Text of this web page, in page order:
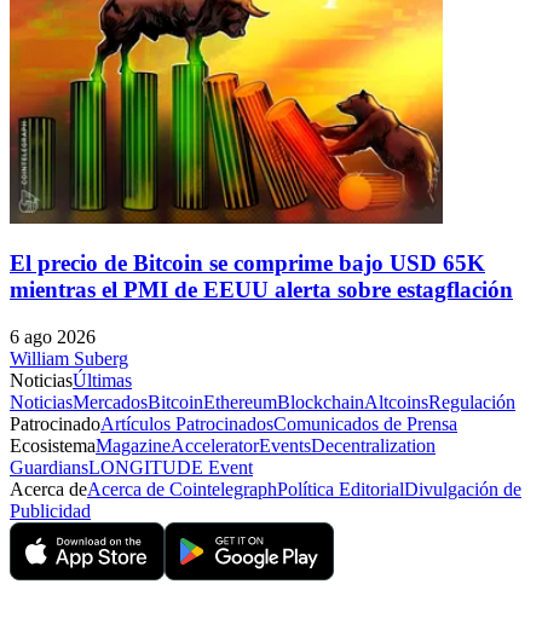
El precio de Bitcoin se comprime bajo USD 65K
mientras el PMI de EEUU alerta sobre estagflación
6 ago 2026
William Suberg
NoticiasÚltimas
NoticiasMercadosBitcoinEthereumBlockchainAltcoinsRegulación
PatrocinadoArtículos PatrocinadosComunicados de Prensa
EcosistemaMagazineAcceleratorEventsDecentralization
GuardiansLONGITUDE Event
Acerca deAcerca de CointelegraphPolítica EditorialDivulgación de
Publicidad